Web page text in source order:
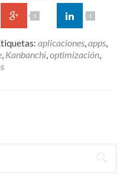
1 1
aplicaciones,apps,
, Kanbanchi,optimización,